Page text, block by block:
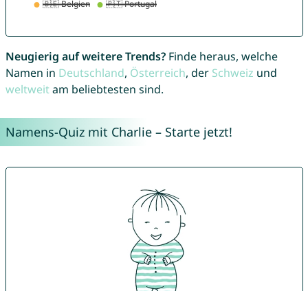
Neugierig auf weitere Trends?Finde heraus, welche
Namen in Deutschland, Österreich, der Schweiz und
weltweitam beliebtesten sind.
Namens-Quiz mit Charlie – Starte jetzt!